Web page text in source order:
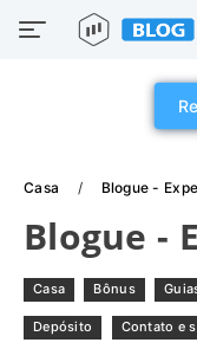
Casa Blogue -
Blogue -
Casa Bônus
Depósito Contato e